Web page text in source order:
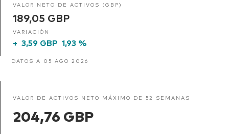
VALOR NETO DE ACTIVOS (GBP)
189,05 GBP
VARIACIÓN
+ 3,59 GBP 1,93 %
DATOS A 05 AGO 2026
VALOR DE ACTIVOS NETO MÁXIMO DE 52 SEMANAS
204,76 GBP